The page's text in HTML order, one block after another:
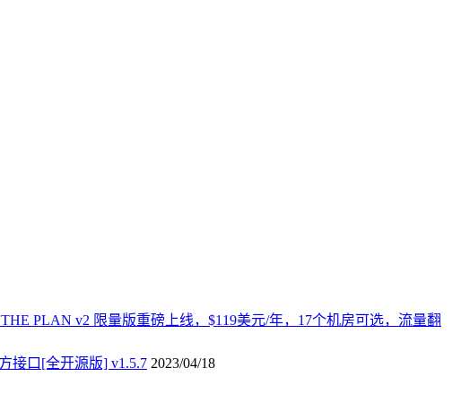
PLAN v2 限量版重磅上线，$119美元/年，17个机房可选，流量翻
接口[全开源版] v1.5.7 2023/04/18